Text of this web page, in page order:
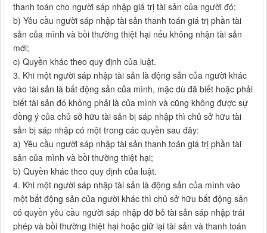
thanh toán cho người sáp nhập giá trị tài sản của người đó;
b) Yêu cầu người sáp nhập tài sản thanh toán giá trị phần tài
sản của mình và bồi thường thiệt hại nếu không nhận tài sản
mới;
c) Quyền khác theo quy định của luật.
3. Khi một người sáp nhập tài sản là động sản của người khác
vào tài sản là bất động sản của mình, mặc dù đã biết hoặc phải
biết tài sản đó không phải là của mình và cũng không được sự
đồng ý của chủ sở hữu tài sản bị sáp nhập thì chủ sở hữu tài
sản bị sáp nhập có một trong các quyền sau đây:
a) Yêu cầu người sáp nhập tài sản thanh toán giá trị phần tài
sản của mình và bồi thường thiệt hại;
b) Quyền khác theo quy định của luật.
4. Khi một người sáp nhập tài sản là động sản của mình vào
một bất động sản của người khác thì chủ sở hữu bất động sản
có quyền yêu cầu người sáp nhập dỡ bỏ tài sản sáp nhập trái
phép và bồi thường thiệt hại hoặc giữ lại tài sản và thanh toán